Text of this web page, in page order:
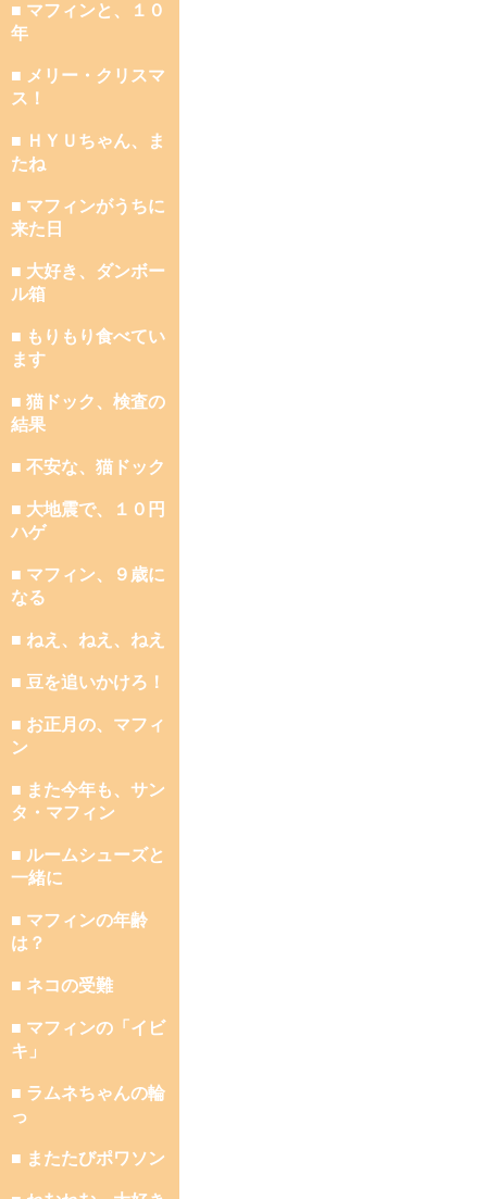
■ マフィンと、１０
年
■ メリー・クリスマ
ス！
■ ＨＹＵちゃん、ま
たね
■ マフィンがうちに
来た日
■ 大好き、ダンボー
ル箱
■ もりもり食べてい
ます
■ 猫ドック、検査の
結果
■ 不安な、猫ドック
■ 大地震で、１０円
ハゲ
■ マフィン、９歳に
なる
■ ねえ、ねえ、ねえ
■ 豆を追いかけろ！
■ お正月の、マフィ
ン
■ また今年も、サン
タ・マフィン
■ ルームシューズと
一緒に
■ マフィンの年齢
は？
■ ネコの受難
■ マフィンの「イビ
キ」
■ ラムネちゃんの輪
っ
■ またたびポワソン